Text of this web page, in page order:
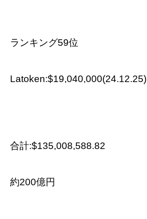
ランキング59位
Latoken:$19,040,000(24.12.25)
合計:$135,008,588.82
約200億円